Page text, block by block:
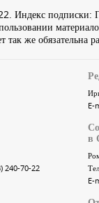
Индекс подписки:
же обязательна
240-70-22
E-
в
E-